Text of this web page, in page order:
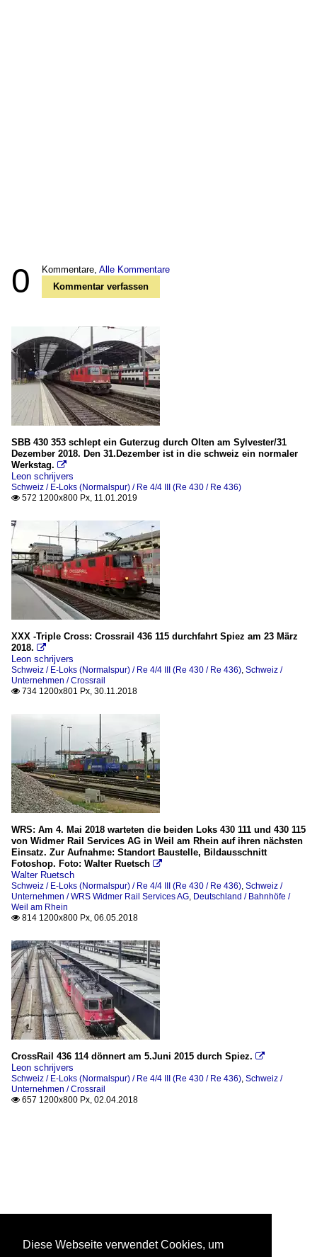
0 Kommentare, Alle Kommentare
Kommentar verfassen
SBB 430 353 schlept ein Guterzug durch Olten am Sylvester/31
Dezember 2018. Den 31.Dezember ist in die schweiz ein normaler
Werkstag. 
Leon schrijvers
Schweiz / E-Loks (Normalspur) / Re 4/4 III (Re 430 / Re 436)
 572 1200x800 Px, 11.01.2019
XXX -Triple Cross: Crossrail 436 115 durchfahrt Spiez am 23 März
2018. 
Leon schrijvers
Schweiz / E-Loks (Normalspur) / Re 4/4 III (Re 430 / Re 436) Schweiz /
Unternehmen / Crossrail
 734 1200x801 Px, 30.11.2018
WRS: Am 4. Mai 2018 warteten die beiden Loks 430 111 und 430 115
von Widmer Rail Services AG in Weil am Rhein auf ihren nächsten
Einsatz. Zur Aufnahme: Standort Baustelle, Bildausschnitt
Fotoshop. Foto: Walter Ruetsch 
Walter Ruetsch
Schweiz / E-Loks (Normalspur) / Re 4/4 III (Re 430 / Re 436) Schweiz /
Unternehmen / WRS Widmer Rail Services AG Deutschland / Bahnhöfe /
Weil am Rhein
 814 1200x800 Px, 06.05.2018
CrossRail 436 114 dönnert am 5.Juni 2015 durch Spiez. 
Leon schrijvers
Schweiz / E-Loks (Normalspur) / Re 4/4 III (Re 430 / Re 436) Schweiz /
Unternehmen / Crossrail
 657 1200x800 Px, 02.04.2018
Diese Webseite verwendet Cookies, um